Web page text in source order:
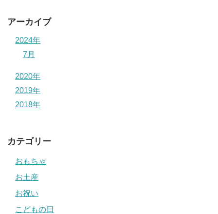
アーカイブ
2024年
7月
2020年
2019年
2018年
カテゴリー
おもちゃ
お土産
お祝い
こどもの日